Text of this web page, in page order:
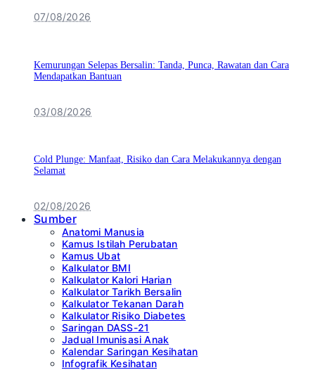
07/08/2026
Kemurungan Selepas Bersalin: Tanda, Punca, Rawatan dan Cara
Mendapatkan Bantuan
03/08/2026
Cold Plunge: Manfaat, Risiko dan Cara Melakukannya dengan
Selamat
02/08/2026
Sumber
Anatomi Manusia
Kamus Istilah Perubatan
Kamus Ubat
Kalkulator BMI
Kalkulator Kalori Harian
Kalkulator Tarikh Bersalin
Kalkulator Tekanan Darah
Kalkulator Risiko Diabetes
Saringan DASS-21
Jadual Imunisasi Anak
Kalendar Saringan Kesihatan
Infografik Kesihatan